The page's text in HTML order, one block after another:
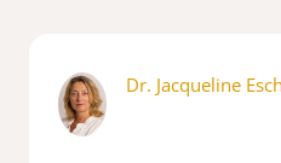
Dr. Jacqueline Esch